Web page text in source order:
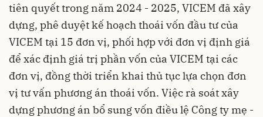
tiên quyết trong năm 2024 - 2025, VICEM đã xây
dựng, phê duyệt kế hoạch thoái vốn đầu tư của
VICEM tại 15 đơn vị, phối hợp với đơn vị định giá
để xác định giá trị phần vốn của VICEM tại các
đơn vị, đồng thời triển khai thủ tục lựa chọn đơn
vị tư vấn phương án thoái vốn. Việc rà soát xây
dựng phương án bổ sung vốn điều lệ Công ty mẹ -